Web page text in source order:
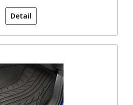
Detail